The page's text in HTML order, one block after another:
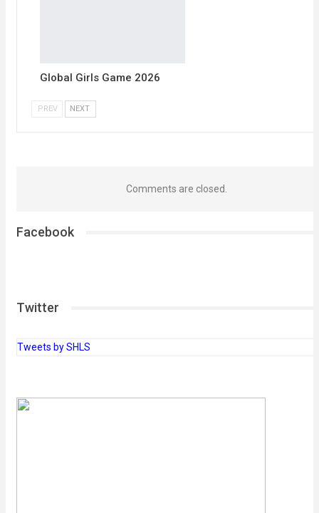
Global Girls Game 2026
PREV NEXT
Comments are closed.
Facebook
Twitter
Tweets by SHLS